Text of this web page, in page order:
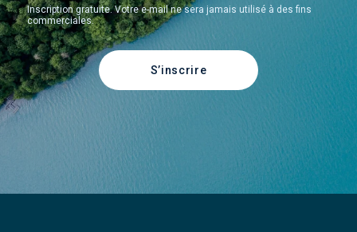
Inscription gratuite. Votre e-mail ne sera jamais utilisé à des fins
commerciales.